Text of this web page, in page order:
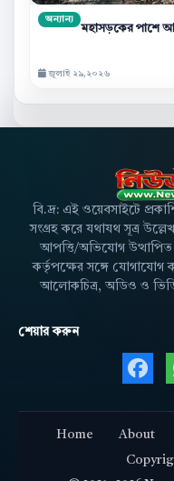
অন্যান্য
মহাসড়কের পাশে
জুলাই ২৯,২০২৬
বি.দ্র: এই ওয়েবসাইটে
সংগ্রহ করে যথাযথ সূত্র
আপত্তি/অভিযোগ উত্থাপিত
কর্তৃপক্ষের সঙ্গে যোগাযোগ
আলোকচিত্র, অডিও ও
শেয়ার করুন
Home About